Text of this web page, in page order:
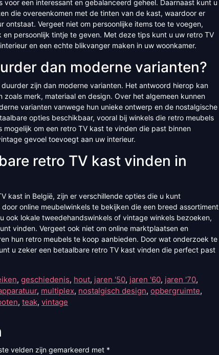
een interessant en gebalanceerd geheel. Daarnaast kunt u
die overeenkomen met de tinten van de kast, waardoor er
ontstaat. Vergeet niet om persoonlijke items toe te voegen,
en persoonlijk tintje te geven. Met deze tips kunt u uw retro TV
en een echte blikvanger maken in uw woonkamer.
dan moderne varianten?
zijn dan moderne varianten. Het antwoord hierop kan
merk, materiaal en design. Over het algemeen kunnen
varianten vanwege hun unieke ontwerp en de nostalgische
opties beschikbaar, vooral bij winkels die retro meubels
om een retro TV kast te vinden die past binnen
gevoel toevoegt aan uw interieur.
retro TV kast vinden in
kast in België, zijn er verschillende opties die u kunt
online meubelwinkels te bekijken die een breed assortiment
ook lokale tweedehandswinkels of vintage winkels bezoeken,
vinden. Vergeet ook niet om online marktplaatsen en
hun retro meubels te koop aanbieden. Door wat onderzoek te
u zeker een betaalbare retro TV kast vinden die perfect past
, geschiedenis, hout, jaren '50, jaren '60, jaren '70,
, multiplex, nostalgisch design, opbergruimte,
, teak, vintage
velden zijn gemarkeerd met *